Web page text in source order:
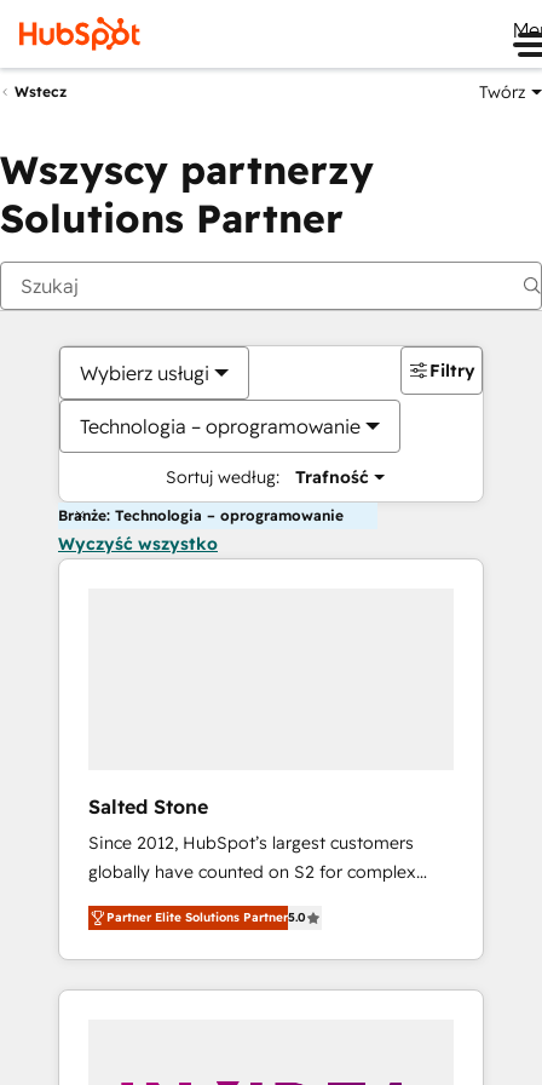
Wstecz Twórz
Wszyscy partnerzy
Solutions Partner
Wybierz usługi
Technologia – oprogramowanie
Sortuj według: Trafność
Filtry
Branże: Technologia – oprogramowanie
Wyczyść wszystko
Salted Stone
Since 2012, HubSpot’s largest customers
globally have counted on S2 for complex
migrations, change management, systems
integration, and creative solutions that
deliver measurable impact and transform
brand experiences As one of the few full-
Partner Elite Solutions Partner5.0